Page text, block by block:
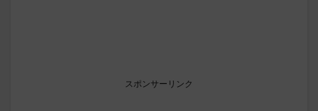
スポンサーリンク